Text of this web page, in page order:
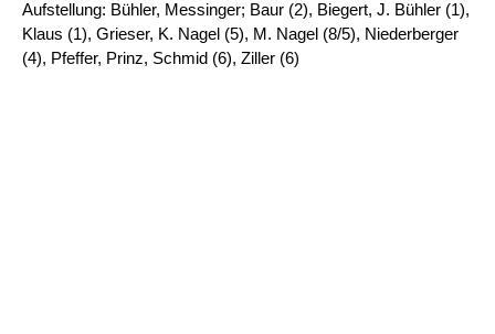
Aufstellung: Bühler, Messinger; Baur (2), Biegert, J. Bühler (1),
Klaus (1), Grieser, K. Nagel (5), M. Nagel (8/5), Niederberger
(4), Pfeffer, Prinz, Schmid (6), Ziller (6)